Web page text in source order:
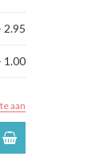
2.95
1.00
aan